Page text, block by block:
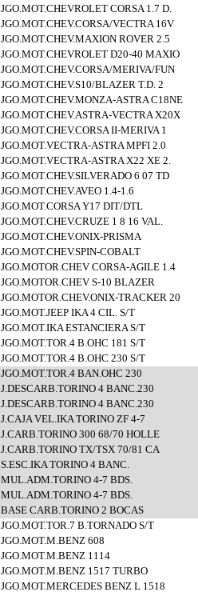
JGO.MOT.CHEVROLET CORSA 1.7 D.
JGO.MOT.CHEV.CORSA/VECTRA 16V
JGO.MOT.CHEV.MAXION ROVER 2.5
JGO.MOT.CHEVROLET D20-40 MAXIO
JGO.MOT.CHEV.CORSA/MERIVA/FUN
JGO.MOT.CHEV.S10/BLAZER T.D. 2
JGO.MOT.CHEV.MONZA-ASTRA C18NE
JGO.MOT.CHEV.ASTRA-VECTRA X20X
JGO.MOT.CHEV.CORSA II-MERIVA 1
JGO.MOT.VECTRA-ASTRA MPFI 2.0
JGO.MOT.VECTRA-ASTRA X22 XE 2.
JGO.MOT.CHEV.SILVERADO 6 07 TD
JGO.MOT.CHEV.AVEO 1.4-1.6
JGO.MOT.CORSA Y17 DIT/DTL
JGO.MOT.CHEV.CRUZE 1 8 16 VAL.
JGO.MOT.CHEV.ONIX-PRISMA
JGO.MOT.CHEV.SPIN-COBALT
JGO.MOTOR.CHEV CORSA-AGILE 1.4
JGO.MOTOR.CHEV S-10 BLAZER
JGO.MOTOR.CHEV.ONIX-TRACKER 20
JGO.MOT.JEEP IKA 4 CIL. S/T
JGO.MOT.IKA ESTANCIERA S/T
JGO.MOT.TOR.4 B.OHC 181 S/T
JGO.MOT.TOR.4 B.OHC 230 S/T
JGO.MOT.TOR.4 BAN.OHC 230
J.DESCARB.TORINO 4 BANC.230
J.DESCARB.TORINO 4 BANC.230
J.CAJA VEL.IKA TORINO ZF 4-7
J.CARB.TORINO 300 68/70 HOLLE
J.CARB.TORINO TX/TSX 70/81 CA
S.ESC.IKA TORINO 4 BANC.
MUL.ADM.TORINO 4-7 BDS.
MUL.ADM.TORINO 4-7 BDS.
BASE CARB.TORINO 2 BOCAS
JGO.MOT.TOR.7 B.TORNADO S/T
JGO.MOT.M.BENZ 608
JGO.MOT.M.BENZ 1114
JGO.MOT.M.BENZ 1517 TURBO
JGO.MOT.MERCEDES BENZ L 1518